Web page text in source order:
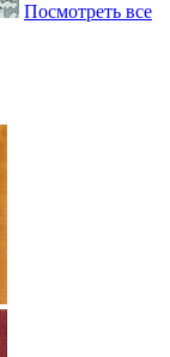
Посмотреть все